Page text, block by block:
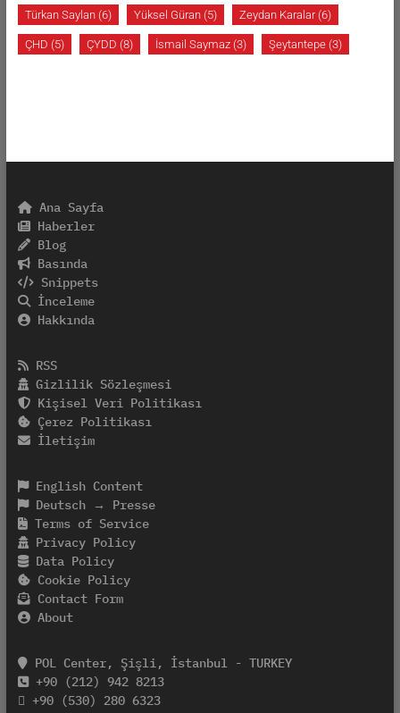
Türkan Saylan(6) Yüksel Güran(5) Zeydan Karalar(6)
ÇHD (5) ÇYDD (8) İsmail Saymaz(3) Şeytantepe(3)
Ana Sayfa
Haberler
Blog
Basında
Snippets
İnceleme
Hakkında
RSS
Gizlilik Sözleşmesi
Kişisel Veri Politikası
Çerez Politikası
İletişim
English Content
Deutsch → Presse
Terms of Service
Privacy Policy
Data Policy
Cookie Policy
Contact Form
About
POL Center, Şişli, İstanbul - TURKEY
+90 (212) 942 8213
+90 (530) 280 6323